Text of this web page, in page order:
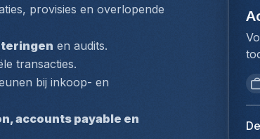
provisies en overlopende
en audits.
transacties.
bij inkoop- en
accounts payable en